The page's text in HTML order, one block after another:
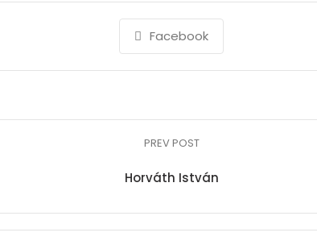
Facebook
PREV POST
Horváth István